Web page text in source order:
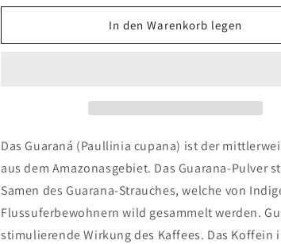
Menge
Guaraná-
Menge
für
Guaraná-
In den Warenkorb legen
Das Guaraná (Paullinia cupana) ist der
aus dem Amazonasgebiet. Das Guarana-Pulver
Samen des Guarana-Strauches, welche von
Flussuferbewohnern wild gesammelt werden.
stimulierende Wirkung des Kaffees. Das Koffein